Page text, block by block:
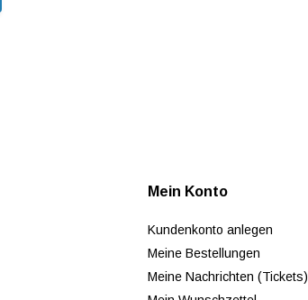
Mein Konto
Kundenkonto anlegen
Meine Bestellungen
Meine Nachrichten (Tickets)